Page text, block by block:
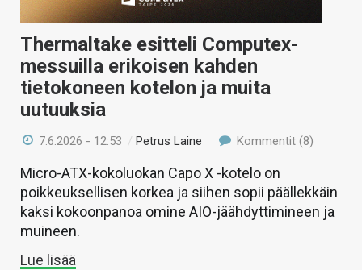
HAKU
Thermaltake esitteli Computex-
messuilla erikoisen kahden
tietokoneen kotelon ja muita
uutuuksia
7.6.2026 - 12:53 / Petrus Laine Kommentit (8)
Micro-ATX-kokoluokan Capo X -kotelo on
poikkeuksellisen korkea ja siihen sopii päällekkäin
kaksi kokoonpanoa omine AIO-jäähdyttimineen ja
muineen.
Lue lisää